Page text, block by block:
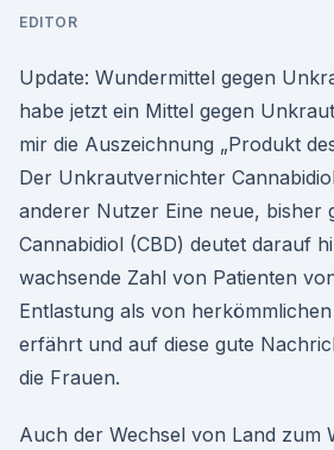
EDITOR
Update: Wundermittel gegen
habe jetzt ein Mittel gegen
mir die Auszeichnung „Produkt
Der Unkrautvernichter
anderer Nutzer Eine neue, bisher
Cannabidiol (CBD) deutet darauf
wachsende Zahl von Patienten
Entlastung als von
erfährt und auf diese gute
die Frauen.
Auch der Wechsel von Land zum